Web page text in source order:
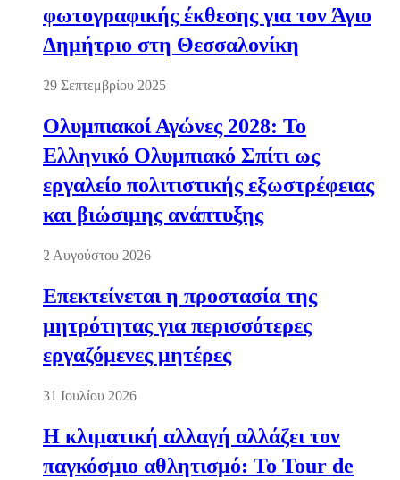
φωτογραφικής έκθεσης για τον Άγιο
Δημήτριο στη Θεσσαλονίκη
29 Σεπτεμβρίου 2025
Ολυμπιακοί Αγώνες 2028: Το
Ελληνικό Ολυμπιακό Σπίτι ως
εργαλείο πολιτιστικής εξωστρέφειας
και βιώσιμης ανάπτυξης
2 Αυγούστου 2026
Επεκτείνεται η προστασία της
μητρότητας για περισσότερες
εργαζόμενες μητέρες
31 Ιουλίου 2026
Η κλιματική αλλαγή αλλάζει τον
παγκόσμιο αθλητισμό: Το Tour de